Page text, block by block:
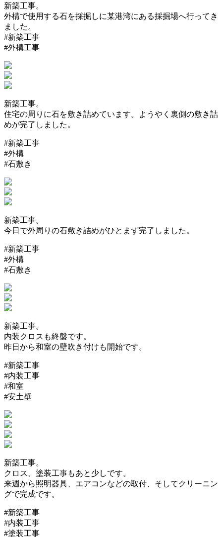
新築工事。
外構で使用する石を採掘しに某港湾にある採掘場へ行ってき
ました。
#新築工事
#外構工事
新築工事。
住宅の周りに石を敷き詰めています。ようやく裏側の敷き詰
めが完了しました。
#新築工事
#外構
#石敷き
新築工事。
今日で外周りの石敷き詰めがひとまず完了しました。
#新築工事
#外構
#石敷き
新築工事。
内装クロスも終盤です。
昨日から和室の壁吹き付けも開始です。
#新築工事
#内装工事
#和室
#安土壁
新築工事。
クロス、塗装工事もあと少しです。
来週から照明器具、エアコンなどの取付、そしてクリーニン
グで完成です。
#新築工事
#内装工事
#塗装工事